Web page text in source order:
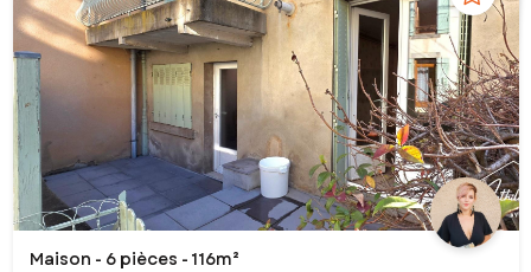
Maison - 6 pièces - 116m²